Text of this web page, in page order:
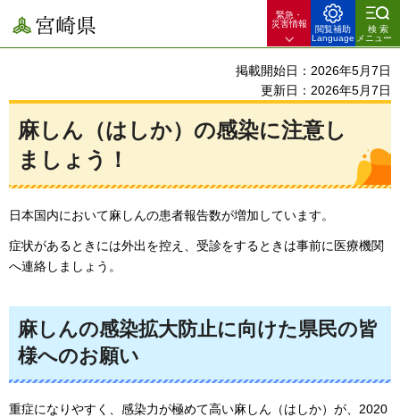
宮崎県
緊急・
災害情報
閲覧補助
Language
検索
メニュー
掲載開始日：2026年5月7日
更新日：2026年5月7日
麻しん（はしか）の感染に注意し
ましょう！
日本国内において麻しんの患者報告数が増加しています。
症状があるときには外出を控え、受診をするときは事前に医療機関
へ連絡しましょう。
麻しんの感染拡大防止に向けた県民の皆
様へのお願い
重症になりやすく、感染力が極めて高い麻しん（はしか）が、2020